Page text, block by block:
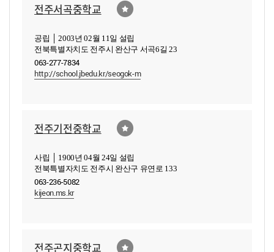
전주서곡중학교
공립 │ 2003년 02월 11일 설립
전북특별자치도 전주시 완산구 서곡6길 23
063-277-7834
http://school.jbedu.kr/seogok-m
전주기전중학교
사립 │ 1900년 04월 24일 설립
전북특별자치도 전주시 완산구 유연로 133
063-236-5082
kijeon.ms.kr
전주곤지중학교